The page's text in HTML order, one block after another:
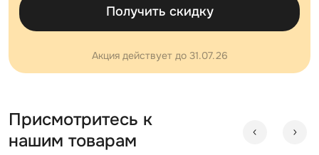
Получить скидку
Акция действует до 31.07.26
Присмотритесь к
нашим товарам